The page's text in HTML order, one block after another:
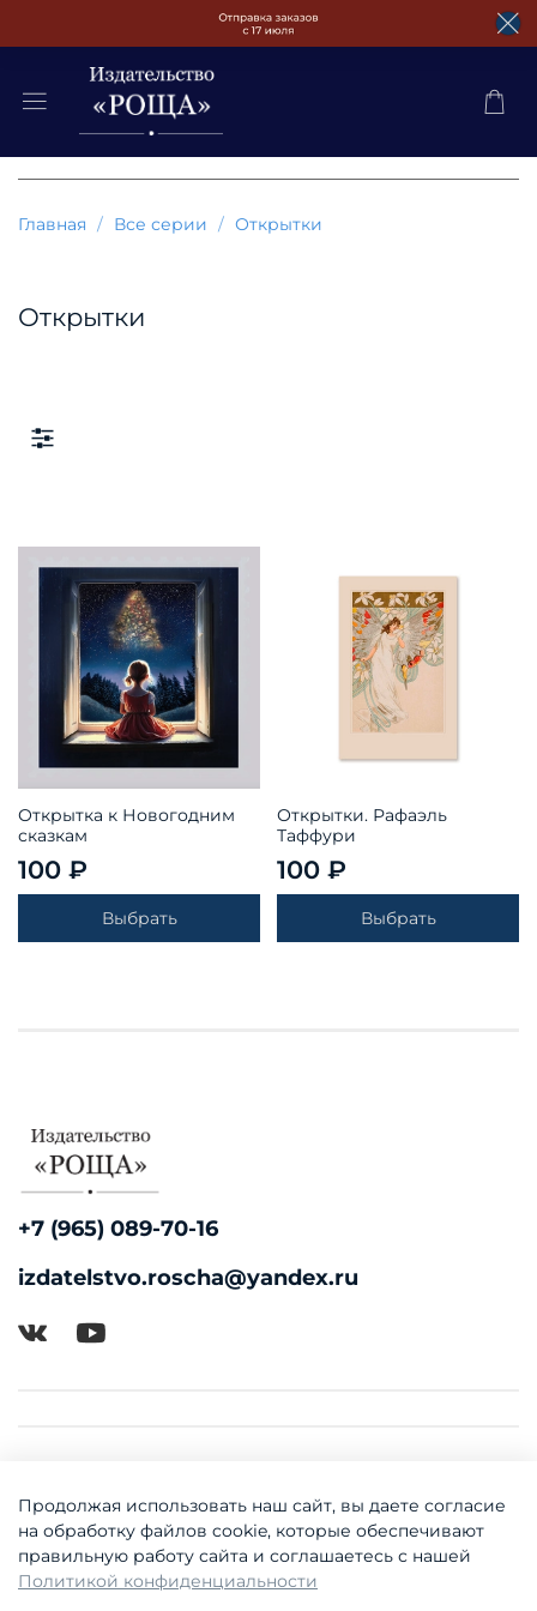
Главная Все серии Открытки
Открытки
Открытка к Новогодним
сказкам
100 ₽
Выбрать
Открытки. Рафаэль
Таффури
100 ₽
Выбрать
+7 (965) 089-70-16
izdatelstvo.roscha@yandex.ru
Продолжая использовать наш сайт, вы даете согласие
на обработку файлов cookie, которые обеспечивают
правильную работу сайта и соглашаетесь с нашей
Политикой конфиденциальности